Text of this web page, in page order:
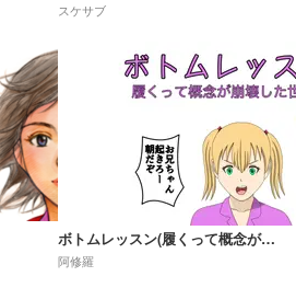
スケサブ
ボトムレッスン(履くって概念が崩壊した世界)R18
阿修羅